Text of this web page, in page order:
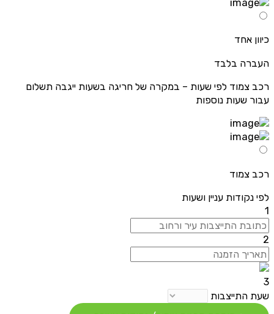
כיוון אחד
העברה בלבד
רכב צמוד לפי שעות – במקרה של חריגה בשעות ייגבה תשלום
עבור שעות נוספות
רכב צמוד
לפי נקודות עניין ושעות
1
2
3
שעת התייצבות